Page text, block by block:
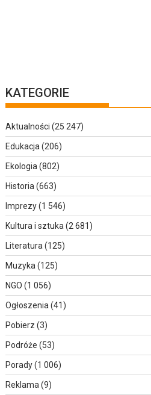
KATEGORIE
Aktualności (25 247)
Edukacja (206)
Ekologia (802)
Historia (663)
Imprezy(1 546)
Kultura i sztuka (2 681)
Literatura (125)
Muzyka (125)
NGO (1 056)
Ogłoszenia (41)
Pobierz (3)
Podróże (53)
Porady(1 006)
Reklama (9)